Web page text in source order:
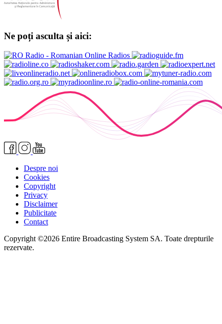
Ne poți asculta și aici:
Despre noi
Cookies
Copyright
Privacy
Disclaimer
Publicitate
Contact
Copyright ©2026 Entire Broadcasting System SA. Toate drepturile
rezervate.